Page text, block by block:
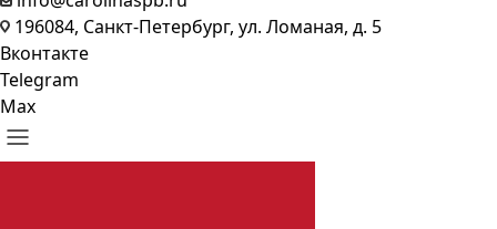
196084, Санкт-Петербург, ул. Ломаная, д. 5
Вконтакте
Telegram
Max